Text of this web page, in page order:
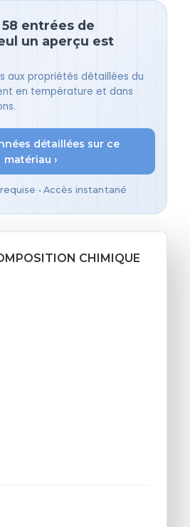
entrées de
un aperçu est
aux propriétés détaillées du
en température et dans
détaillées sur ce
matériau ›
• Accès instantané
CHIMIQUE